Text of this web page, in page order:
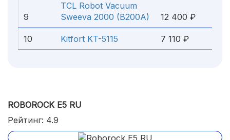
9
TCL Robot Vacuum
Sweeva 2000 (B200A)
12 400 ₽
10 Kitfort KT-5115 7 110 ₽
ROBOROCK E5 RU
Рейтинг: 4.9